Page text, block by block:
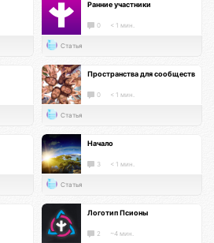
Ранние участники
0 < 1 мин.
Статья
Пространства для сообществ
0 < 1 мин.
Статья
Начало
3 < 1 мин.
Статья
Логотип Псионы
2 ~4 мин.